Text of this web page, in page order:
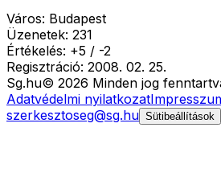
Város: Budapest
Üzenetek: 231
Értékelés: +5 / -2
Regisztráció: 2008. 02. 25.
Sg.hu© 2026 Minden jog
Adatvédelmi nyilatkozat
szerkesztoseg@sg.hu Sütibeállítások